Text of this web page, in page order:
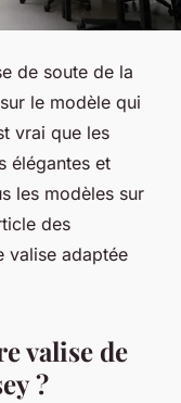
de soute de la
le modèle qui
vrai que les
élégantes et
les modèles sur
des
valise adaptée
valise de
?